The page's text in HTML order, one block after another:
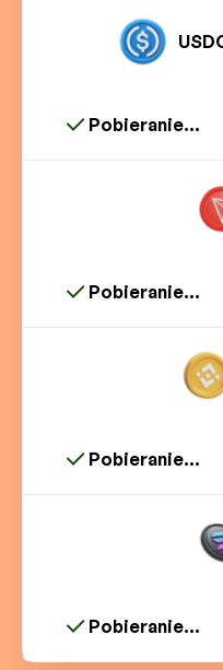
Pobieranie...
Pobieranie...
Pobieranie...
Pobieranie...